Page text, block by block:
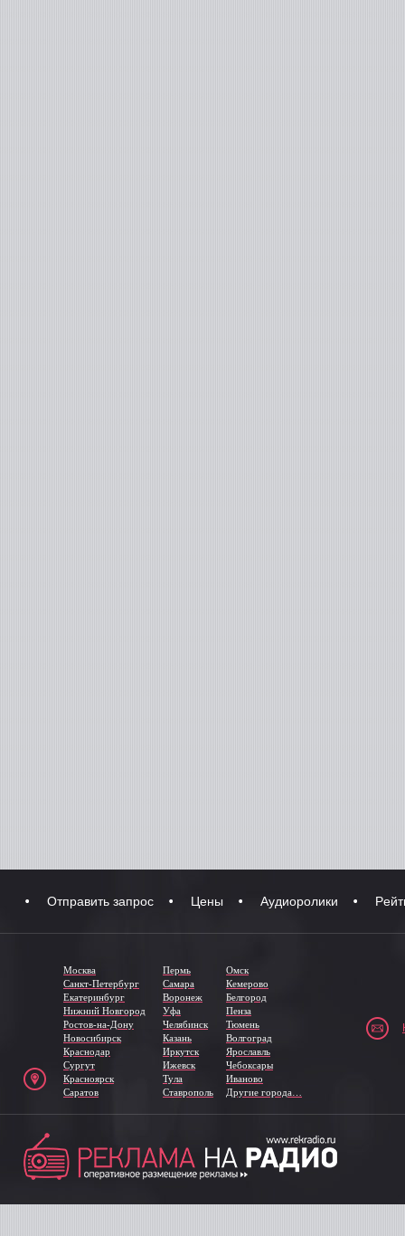
Отправить запрос Цены Аудиоролики
Москва
Санкт-Петербург
Екатеринбург
Нижний Новгород
Ростов-на-Дону
Новосибирск
Краснодар
Сургут
Красноярск
Саратов
Пермь
Самара
Воронеж
Уфа
Челябинск
Казань
Иркутск
Ижевск
Тула
Ставрополь
Омск
Кемерово
Белгород
Пенза
Тюмень
Волгоград
Ярославль
Чебоксары
Иваново
Другие города…